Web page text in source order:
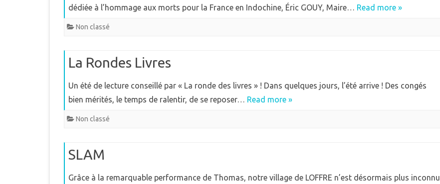
dédiée à l’hommage aux morts pour la France en Indochine, Éric GOUY, Maire… Read more »
Non classé
La Rondes Livres
Un été de lecture conseillé par « La ronde des livres » ! Dans quelques jours, l’été arrive ! Des congés
bien mérités, le temps de ralentir, de se reposer… Read more »
Non classé
SLAM
Grâce à la remarquable performance de Thomas, notre village de LOFFRE n’est désormais plus inconnu